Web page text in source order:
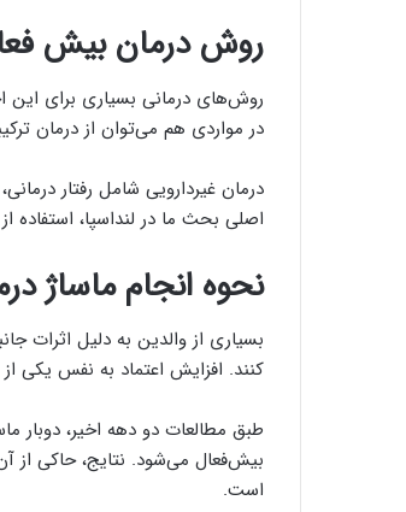
روش‌ درمان بیش
روش‌های درمانی بسیاری برای این
در مواردی هم می‌توان از درمان
درمان غیردارویی شامل رفتار
اصلی بحث ما در لنداسپا، استفاده
نحوه انجام ماساژ
بسیاری از والدین به دلیل اثرات
کنند. افزایش اعتماد به نفس یکی
بیش‌فعال می‌شود. نتایج، حاکی
است.